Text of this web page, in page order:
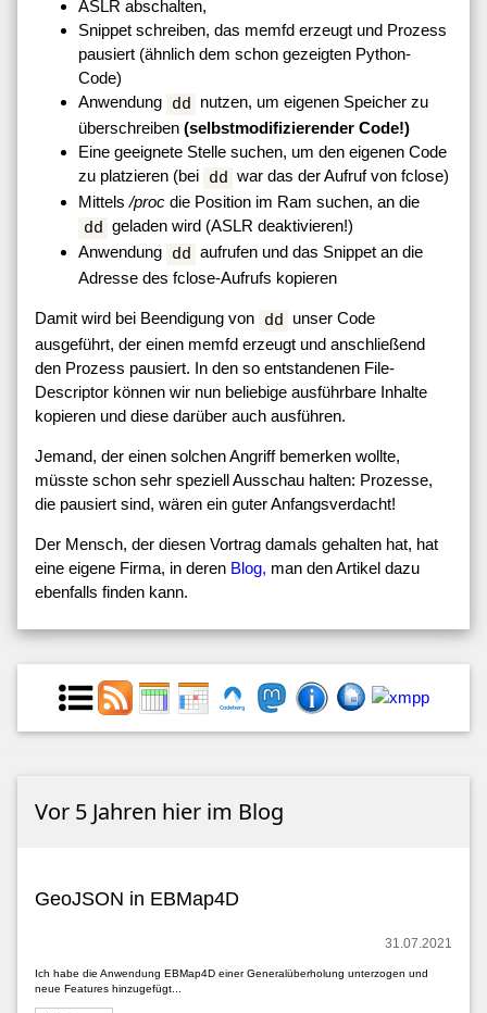
ASLR abschalten,
Snippet schreiben, das memfd erzeugt und Prozess
pausiert (ähnlich dem schon gezeigten Python-
Code)
Anwendung dd
nutzen, um eigenen Speicher zu
überschreiben (selbstmodifizierender Code!)
Eine geeignete Stelle suchen, um den eigenen Code
zu platzieren (bei dd war das der Aufruf von fclose)
Mittels/proc die Position im Ram suchen, an die
dd geladen wird (ASLR deaktivieren!)
Anwendung dd aufrufen und das Snippet an die
Adresse des fclose-Aufrufs kopieren
Damit wird bei Beendigung von dd
unser Code
ausgeführt, der einen memfd erzeugt und anschließend
den Prozess pausiert. In den so entstandenen File-
Descriptor können wir nun beliebige ausführbare Inhalte
kopieren und diese darüber auch ausführen.
Jemand, der einen solchen Angriff bemerken wollte,
müsste schon sehr speziell Ausschau halten: Prozesse,
die pausiert sind, wären ein guter Anfangsverdacht!
Der Mensch, der diesen Vortrag damals gehalten hat, hat
eine eigene Firma, in deren Blog, man den Artikel dazu
ebenfalls finden kann.
Vor 5 Jahren hier im Blog
GeoJSON in EBMap4D
31.07.2021
Ich habe die Anwendung EBMap4D einer Generalüberholung unterzogen und
neue Features hinzugefügt...